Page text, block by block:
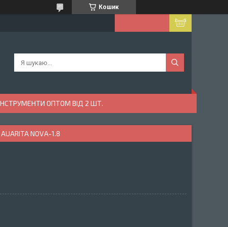
Кошик
ОПТОМ ВІД 2 ШТ.
NOVA-1.8